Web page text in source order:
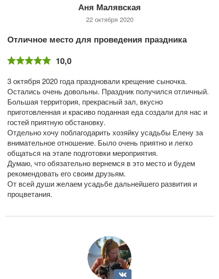
Аня Малявская
22 октября 2020
Отличное место для проведения праздника
10,0
3 октября 2020 года праздновали крещение сыночка.
Остались очень довольны. Праздник получился отличный.
Большая территория, прекрасный зал, вкусно
приготовленная и красиво поданная еда создали для нас и
гостей приятную обстановку.
Отдельно хочу поблагодарить хозяйку усадьбы Елену за
внимательное отношение. Было очень приятно и легко
общаться на этапе подготовки мероприятия.
Думаю, что обязательно вернемся в это место и будем
рекомендовать его своим друзьям.
От всей души желаем усадьбе дальнейшего развития и
процветания.